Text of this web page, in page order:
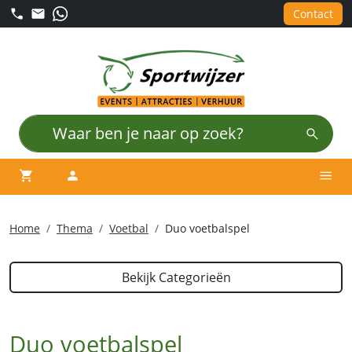
Contact
winkelwagen
account
Home Thema Voetbal Duo voetbalspel
Bekijk Categorieën
Duo voetbalspel